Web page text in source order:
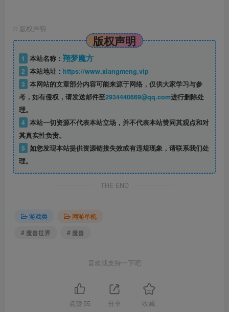
翼，请在积分商人处查看详情。
（注：并非一定要开本站会员，你可以自己去找，游戏
仅供本站会员可免费下载，请注册并开通本站会员
© 版权声明
版权声明
1 本站名称： 翔梦魔方
2 本站地址： https://www.xiangmeng.vip
3 本网站的文章部分内容可能来源于网络，仅供大家学习与参
考，如有侵权，请发送邮件至2934440669@qq.com进行删除处
理。
4 本站一切资源不代表本站立场，并不代表本站赞同其观点和对
其真实性负责。
5 如您发现本站提供资源链接失效或有违规现象，请联系我们处
理。
THE END
游戏类
网游单机
# 魔兽世界
# 魔兽
喜欢就支持一下吧
点赞 55 分享 收藏